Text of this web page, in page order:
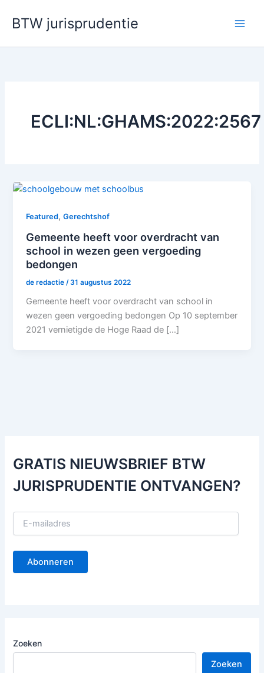
naar
inhoud
BTW jurisprudentie
ECLI:NL:GHAMS:2022:2567
Featured,Gerechtshof
Gemeente heeft voor overdracht van
school in wezen geen vergoeding
bedongen
de redactie /31 augustus 2022
Gemeente heeft voor overdracht van school in
wezen geen vergoeding bedongen Op 10 september
2021 vernietigde de Hoge Raad de […]
GRATIS NIEUWSBRIEF BTW
JURISPRUDENTIE ONTVANGEN?
E
a
l
Abonneren
Zoeken
Zoeken